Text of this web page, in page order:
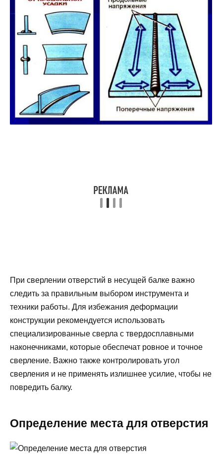
При сверлении отверстий в несущей балке важно
следить за правильным выбором инструмента и
техники работы. Для избежания деформации
конструкции рекомендуется использовать
специализированные сверла с твердосплавными
наконечниками, которые обеспечат ровное и точное
сверление. Важно также контролировать угол
сверления и не применять излишнее усилие, чтобы не
повредить балку.
Определение места для отверстия